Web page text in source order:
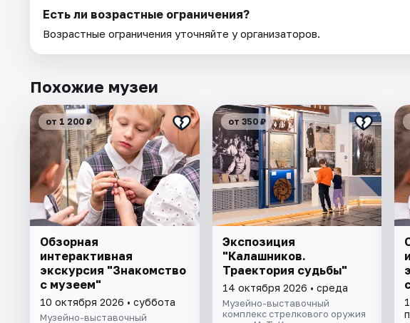
Есть ли возрастные ограничения?
Возрастные ограничения уточняйте у организаторов.
Похожие музеи
от 1 200 ₽
Обзорная
интерактивная
экскурсия "Знакомство
с музеем"
10 октября 2026 • суббота
Музейно-выставочный
от 350 ₽
Экспозиция
"Калашников.
Траектория судьбы"
14 октября 2026 • среда
Музейно-выставочный
комплекс стрелкового оружия